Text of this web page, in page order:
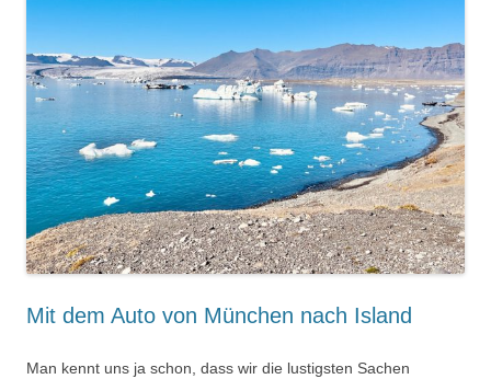
Mit dem Auto von München nach Island
Man kennt uns ja schon, dass wir die lustigsten Sachen